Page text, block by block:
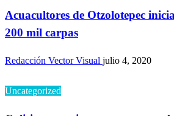
Acuacultores de Otzolotepec
200 mil carpas
Redacción Vector Visual julio 4, 2020
Uncategorized